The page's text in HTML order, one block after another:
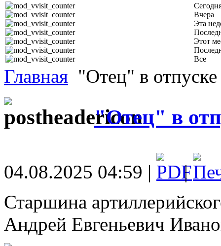
Вчера
Эта
Этот
Все
Главная "Отец" в отпуске
"Отец" в
04.08.2025 04:59 |
|
Старшина
Андрей Евгеньевич